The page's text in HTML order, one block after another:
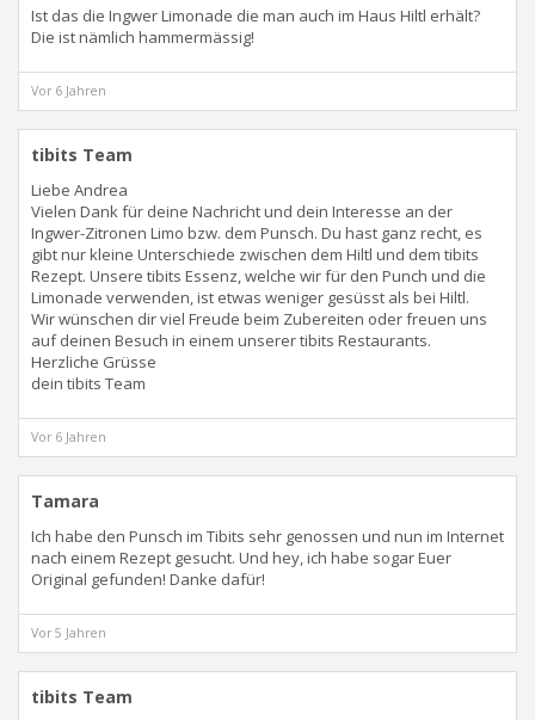
Ist das die Ingwer Limonade die man auch im Haus Hiltl erhält?
Die ist nämlich hammermässig!
Vor 6 Jahren
tibits Team
Liebe Andrea
Vielen Dank für deine Nachricht und dein Interesse an der
Ingwer-Zitronen Limo bzw. dem Punsch. Du hast ganz recht, es
gibt nur kleine Unterschiede zwischen dem Hiltl und dem tibits
Rezept. Unsere tibits Essenz, welche wir für den Punch und die
Limonade verwenden, ist etwas weniger gesüsst als bei Hiltl.
Wir wünschen dir viel Freude beim Zubereiten oder freuen uns
auf deinen Besuch in einem unserer tibits Restaurants.
Herzliche Grüsse
dein tibits Team
Vor 6 Jahren
Tamara
Ich habe den Punsch im Tibits sehr genossen und nun im Internet
nach einem Rezept gesucht. Und hey, ich habe sogar Euer
Original gefunden! Danke dafür!
Vor 5 Jahren
tibits Team